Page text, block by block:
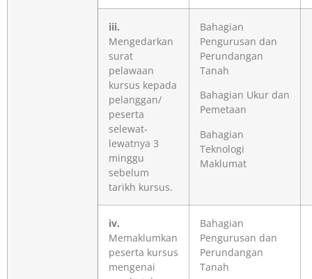
iii.
Mengedarkan
surat
pelawaan
kursus kepada
pelanggan/
peserta
selewat-
lewatnya 3
minggu
sebelum
tarikh kursus.
Bahagian
Pengurusan dan
Perundangan
Tanah
Bahagian Ukur dan
Pemetaan
Bahagian
Teknologi
Maklumat
iv.
Memaklumkan
peserta kursus
mengenai
Bahagian
Pengurusan dan
Perundangan
Tanah